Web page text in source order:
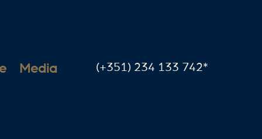
Media (+351) 234 133 742*